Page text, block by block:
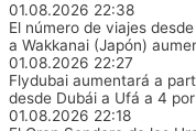
01.08.2026 22:38
El número de viajes
a Wakkanai (Japón)
01.08.2026 22:27
Flydubai aumentará a
desde Dubái a Ufá a 4
01.08.2026 22:18